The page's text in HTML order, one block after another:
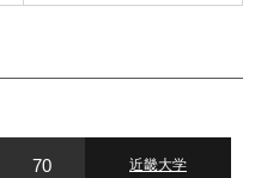
70 近畿大学